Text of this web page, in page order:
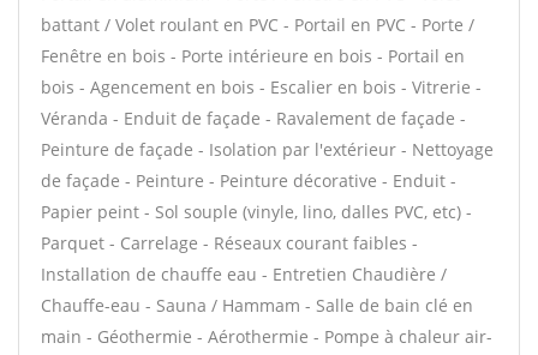
battant / Volet roulant en PVC - Portail en PVC - Porte /
Fenêtre en bois - Porte intérieure en bois - Portail en
bois - Agencement en bois - Escalier en bois - Vitrerie -
Véranda - Enduit de façade - Ravalement de façade -
Peinture de façade - Isolation par l'extérieur - Nettoyage
de façade - Peinture - Peinture décorative - Enduit -
Papier peint - Sol souple (vinyle, lino, dalles PVC, etc) -
Parquet - Carrelage - Réseaux courant faibles -
Installation de chauffe eau - Entretien Chaudière /
Chauffe-eau - Sauna / Hammam - Salle de bain clé en
main - Géothermie - Aérothermie - Pompe à chaleur air-